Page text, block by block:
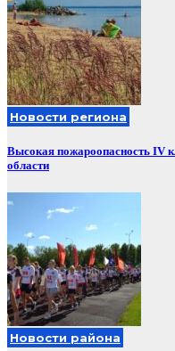
Новости региона
Высокая пожароопасность IV
области
Новости района